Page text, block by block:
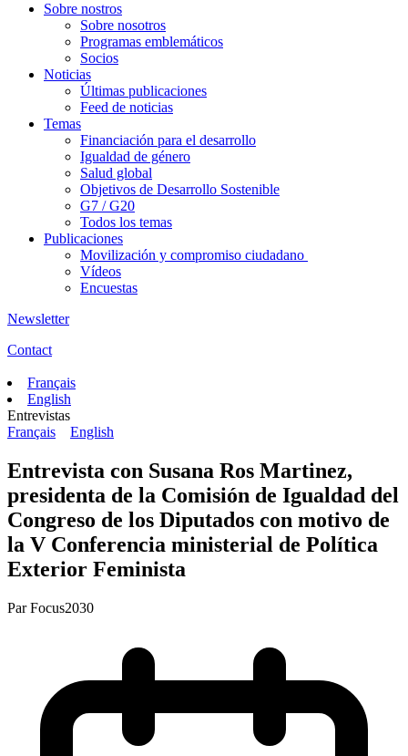
Sobre nostros
Sobre nosotros
Programas emblemáticos
Socios
Noticias
Últimas publicaciones
Feed de noticias
Temas
Financiación para el desarrollo
Igualdad de género
Salud global
Objetivos de Desarrollo Sostenible
G7 / G20
Todos los temas
Publicaciones
Movilización y compromiso ciudadano
Vídeos
Encuestas
Newsletter
Contact
Français
English
Entrevistas
Français
English
Entrevista con Susana Ros Martinez,
presidenta de la Comisión de Igualdad del
Congreso de los Diputados con motivo de
la V Conferencia ministerial de Política
Exterior Feminista
ParFocus2030